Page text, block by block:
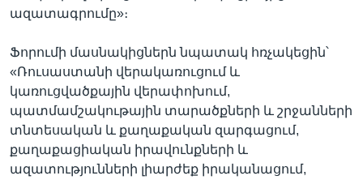
ազատագրումը»։
Ֆորումի մասնակիցներն նպատակ հռչակեցին՝
«Ռուսաստանի վերակառուցում և
կառուցվածքային վերափոխում,
պատմամշակութային տարածքների և շրջանների
տնտեսական և քաղաքական զարգացում,
քաղաքացիական իրավունքների և
ազատությունների լիարժեք իրականացում,